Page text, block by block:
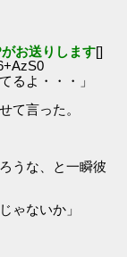
お送りします[]
るよ・・・」
て言った。
うな、と一瞬彼
ゃないか」